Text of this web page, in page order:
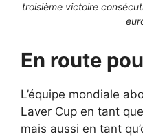
troisième victoire
En route
L’équipe mondiale
Laver Cup en tant
mais aussi en tant